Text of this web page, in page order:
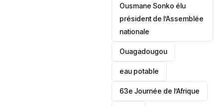
Ousmane Sonko élu
président de l’Assemblée
nationale
‎Ouagadougou
eau potable
63e Journée de l’Afrique